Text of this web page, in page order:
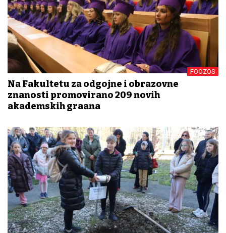
FOOZOS
Na Fakultetu za odgojne i obrazovne
znanosti promovirano 209 novih
akademskih građana